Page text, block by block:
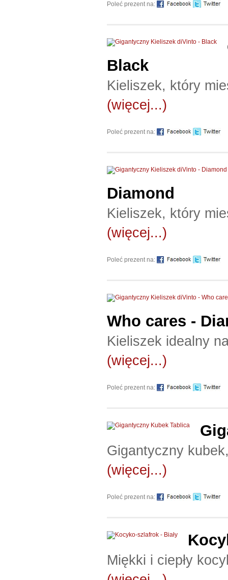
Poleć prezent na:
Black
Kieliszek, który
(więcej...)
Poleć prezent na:
Diamond
Kieliszek, który
(więcej...)
Poleć prezent na:
Who cares -
Kieliszek idealny
(więcej...)
Poleć prezent na:
Gigantyczny
(więcej...)
Poleć prezent na:
Miękki i ciepły